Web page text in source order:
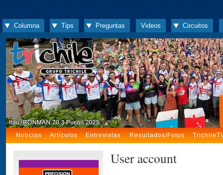
Columna Tips Preguntas Videos Circuitos
Noticias Artículos Entrevistas Resultados/Fotos
User account